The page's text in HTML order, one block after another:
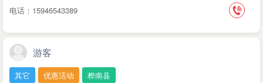
电话：15946543389
游客
其它 优惠活动 桦南县